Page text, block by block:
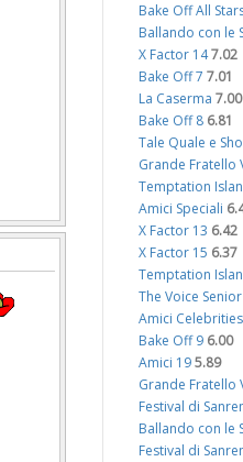
Bake Off All
Ballando con le
X Factor 147.02
Bake Off 7 7.01
La Caserma 7.00
Bake Off 8 6.81
Tale Quale e
Grande Fratello
Temptation
Amici Speciali
X Factor 13 6.42
X Factor 15 6.37
Temptation
The Voice
Amici Celebrities
Bake Off 9 6.00
Amici 19 5.89
Grande Fratello
Festival di
Ballando con le
Festival di